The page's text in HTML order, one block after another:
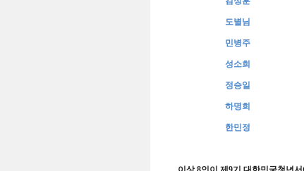
도별님
민병주
성소희
정승일
하명희
한민정